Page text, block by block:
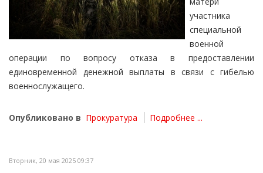
участника
специальной
военной
операции по вопросу отказа в предоставлении
единовременной денежной выплаты в связи с гибелью
военнослужащего.
Опубликовано в Прокуратура Подробнее ...
Вторник, 20 мая 2025 09:37